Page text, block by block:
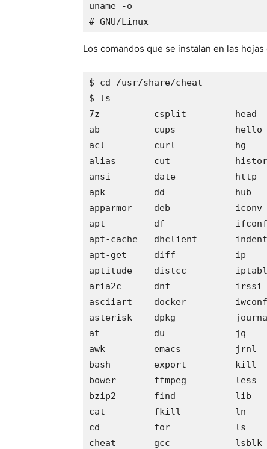
uname -o
# GNU/Linux
Los comandos que se instalan en las
$ cd /usr/share/cheat
$ ls
7z          csplit         head
ab          cups           hello
acl         curl           hg
alias       cut
ansi        date           http
apk         dd             hub
apparmor    deb
apt         df             ifconfig
apt-cache   dhclient
apt-get     diff           ip
aptitude    distcc
aria2c      dnf            irssi
asciiart    docker
asterisk    dpkg
at          du             jq
awk         emacs          jrnl
bash        export         kill
bower       ffmpeg         less
bzip2       find           lib
cat         fkill          ln
cd          for            ls
cheat       gcc